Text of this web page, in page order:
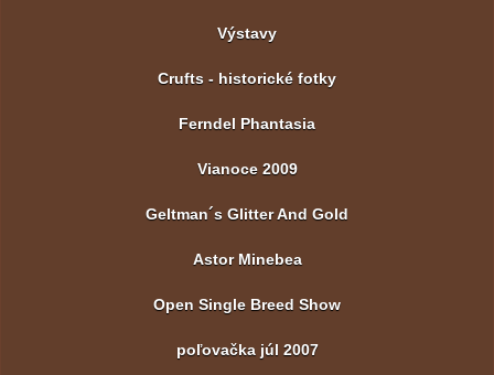
Výstavy
Crufts - historické fotky
Ferndel Phantasia
Vianoce 2009
Geltman´s Glitter And Gold
Astor Minebea
Open Single Breed Show
poľovačka júl 2007